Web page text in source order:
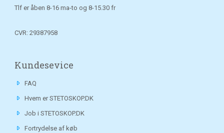
Tlf er åben 8-16 ma-to og 8-15.30 fr
CVR: 29387958
Kundesevice
FAQ
Hvem er STETOSKOP.DK
Job i STETOSKOP.DK
Fortrydelse af køb